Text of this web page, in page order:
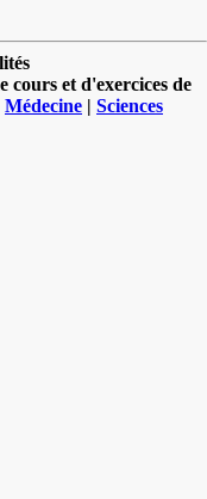
cours et d'exercices de
Médecine | Sciences